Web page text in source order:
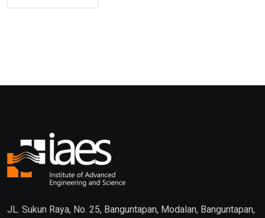
JL. Sukun Raya, No. 25, Banguntapan, Modalan, Banguntapan,